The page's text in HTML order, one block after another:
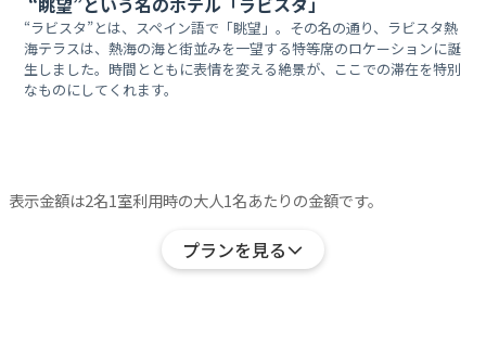
“ラビスタ”とは、スペイン語で「眺望」。その名の通り、ラビスタ熱
海テラスは、熱海の海と街並みを一望する特等席のロケーションに誕
生しました。時間とともに表情を変える絶景が、ここでの滞在を特別
なものにしてくれます。
表示金額は2名1室利用時の大人1名あたりの金額です。
プランを見る